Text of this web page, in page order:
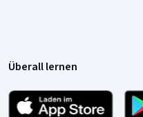
Überall lernen